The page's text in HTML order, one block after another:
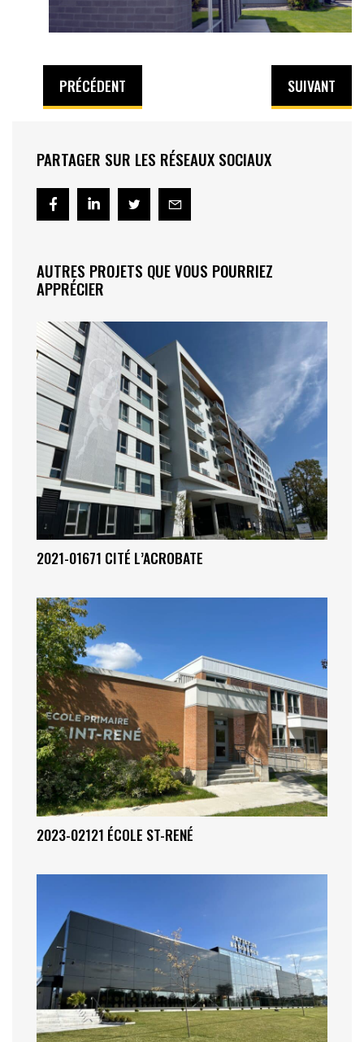
PARTAGER SUR LES RÉSEAUX SOCIAUX
AUTRES PROJETS QUE VOUS POURRIEZ
APPRÉCIER
2021-01671 CITÉ L’ACROBATE
2023-02121 ÉCOLE ST-RENÉ
PRÉCÉDENT SUIVANT